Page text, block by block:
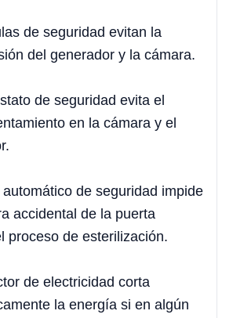
de seguridad evitan la
del generador y la cámara.
de seguridad evita el
en la cámara y el
de seguridad impide
accidental de la puerta
proceso de esterilización.
de electricidad corta
la energía si en algún